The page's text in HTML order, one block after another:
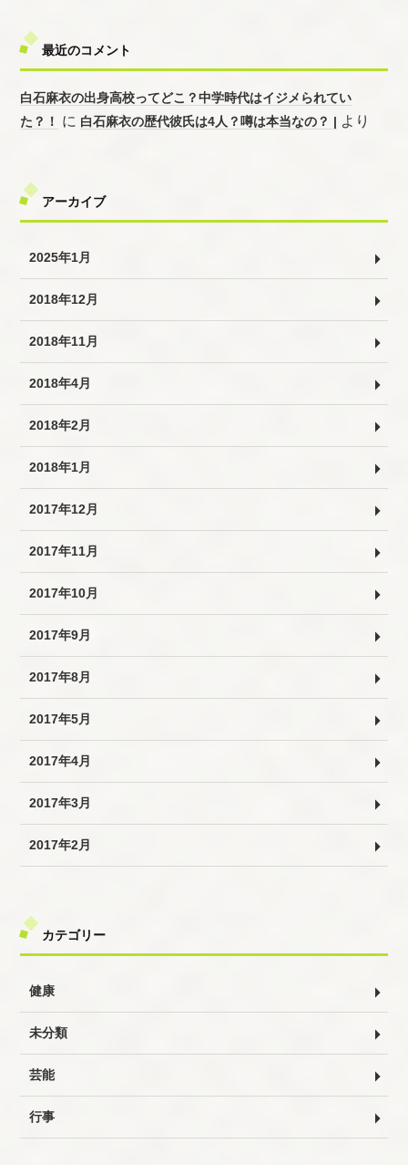
最近のコメント
白石麻衣の出身高校ってどこ？中学時代はイジメられてい
た？！
に 白石麻衣の歴代彼氏は4人？噂は本当なの？ | より
アーカイブ
2025年1月
2018年12月
2018年11月
2018年4月
2018年2月
2018年1月
2017年12月
2017年11月
2017年10月
2017年9月
2017年8月
2017年5月
2017年4月
2017年3月
2017年2月
カテゴリー
健康
未分類
芸能
行事